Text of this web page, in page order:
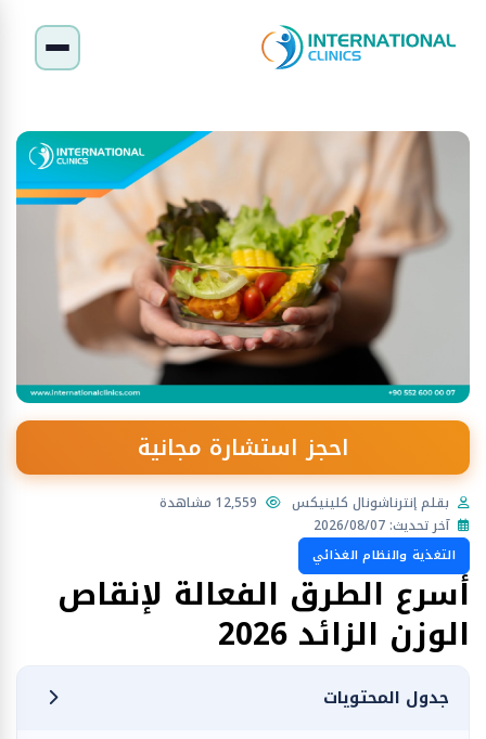
احجز استشارة مجانية
بقلم إنترناشونال كلينيكس
12,559 مشاهدة
آخر تحديث: 2026/08/07
التغذية والنظام الغذائي
أسرع الطرق الفعالة لإنقاص
الوزن الزائد 2026
جدول المحتويات